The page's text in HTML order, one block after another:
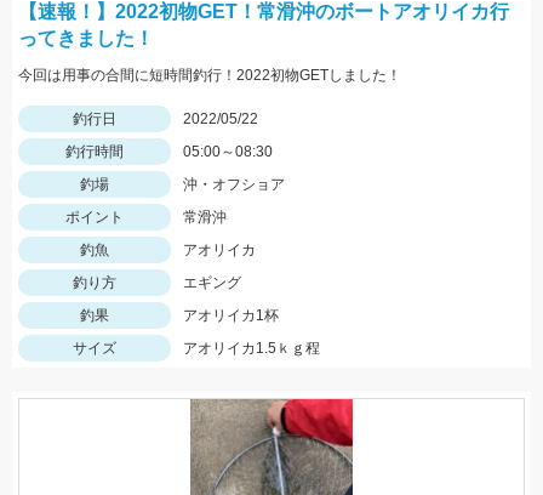
【速報！】2022初物GET！常滑沖のボートアオリイカ行
ってきました！
今回は用事の合間に短時間釣行！2022初物GETしました！
釣行日
2022/05/22
釣行時間
05:00～08:30
釣場
沖・オフショア
ポイント
常滑沖
釣魚
アオリイカ
釣り方
エギング
釣果
アオリイカ1杯
サイズ
アオリイカ1.5ｋｇ程